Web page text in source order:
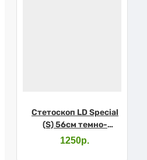
Стетоскоп LD Special
(S) 56см темно-
красный
1250р.